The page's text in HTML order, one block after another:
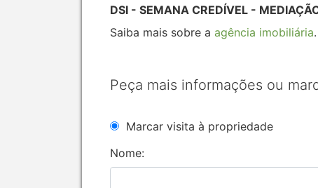
DSI - SEMANA CREDÍVEL -
Saiba mais sobre a agência imobiliária.
Peça mais informações ou
Marcar visita à propriedade
Nome: